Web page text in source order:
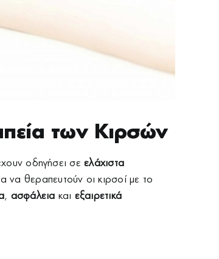
των Κιρσών
έχουν οδηγήσει σεελάχιστα
να θεραπευτούν οι κιρσοί με το
, ασφάλεια και εξαιρετικά